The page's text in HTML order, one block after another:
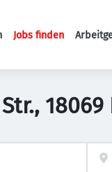
Jobs finden